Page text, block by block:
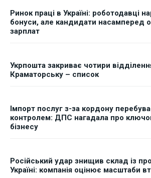
Ринок праці в Україні: роботодавці
бонуси, але кандидати насамперед
зарплат
Укрпошта закриває чотири
Краматорську – список
Імпорт послуг з-за кордону
контролем: ДПС нагадала про
бізнесу
Російський удар знищив склад із
Україні: компанія оцінює масштаби